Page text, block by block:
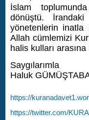
İslam
dönüştü. İrandaki
yönetenlerin inatla
Allah cümlemizi
halis kulları
Saygılarımla
Haluk
https://
https://twitter.com/